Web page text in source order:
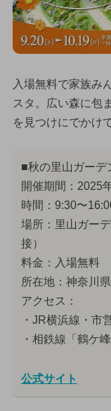
入場無料で家族み
スタ。広い森に包
を見つけにでかけ
■秋の里山ガーデ
開催期間：2025
時間：9:30〜
場所：里山ガー
接）
料金：入場無料
所在地：神奈川
アクセス：
・JR横浜線・市
・相鉄線「鶴ケ
公式サイト